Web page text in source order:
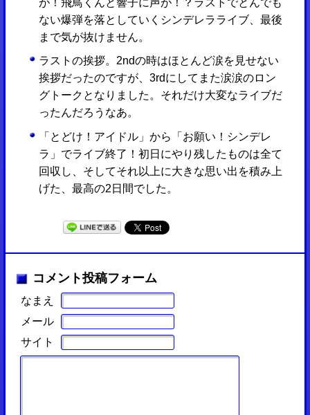
ない爆弾を落としていくシンデレラライブ、最後
まで気が抜けません。
ラストの挨拶。2ndの時はほとんど涙を見せない
挨拶だったのですが、3rdにしてまた涙涙のロン
グトークとなりました。それだけ大変なライブだ
ったんだろうなあ。
「とどけ！アイドル」から「お願い！シンデレ
ラ」でライブ終了！初日にやり残したものは全て
回収し、そしてそれ以上に大きな思い出を積み上
げた、最高の2日間でした。
コメント投稿フォーム
なまえ
メール
サイト